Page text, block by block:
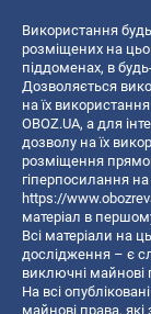
Використання
розміщених на
піддоменах, в
Дозволяється
на їх
OBOZ.UA, а для
дозволу на їх
розміщення
гіперпосилання
https://
матеріал в
Всі матеріали на
дослідження – є
виключні майнові
На всі
майнові права,